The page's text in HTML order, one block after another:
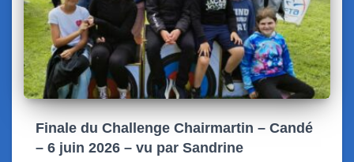
Finale du Challenge Chairmartin – Candé
– 6 juin 2026 – vu par Sandrine